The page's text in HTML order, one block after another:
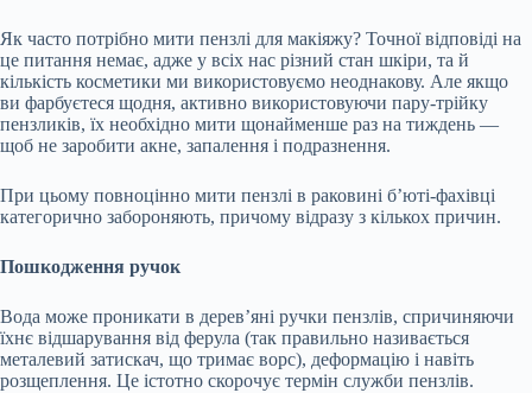
Як часто потрібно мити пензлі для макіяжу? Точної відповіді на
це питання немає, адже у всіх нас різний стан шкіри, та й
кількість косметики ми використовуємо неоднакову. Але якщо
ви фарбуєтеся щодня, активно використовуючи пару-трійку
пензликів, їх необхідно мити щонайменше раз на тиждень —
щоб не заробити акне, запалення і подразнення.
При цьому повноцінно мити пензлі в раковині б’юті-фахівці
категорично забороняють, причому відразу з кількох причин.
Пошкодження ручок
Вода може проникати в дерев’яні ручки пензлів, спричиняючи
їхнє відшарування від ферула (так правильно називається
металевий затискач, що тримає ворс), деформацію і навіть
розщеплення. Це істотно скорочує термін служби пензлів.